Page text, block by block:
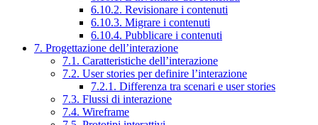
6.10.2. Revisionare i contenuti
6.10.3. Migrare i contenuti
6.10.4. Pubblicare i contenuti
7. Progettazione dell’interazione
7.1. Caratteristiche dell’interazione
7.2. User stories per definire l’interazione
7.2.1. Differenza tra scenari e user stories
7.3. Flussi di interazione
7.4. Wireframe